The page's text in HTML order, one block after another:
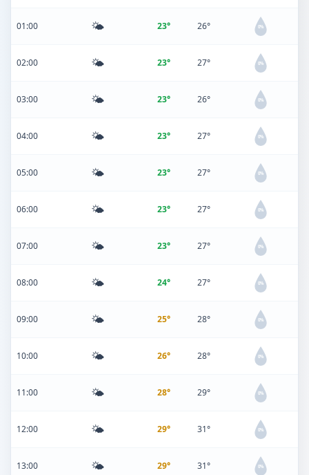
01:00 🌤️ 23° 26° 0%
02:00 🌤️ 23° 27° 0%
03:00 🌤️ 23° 26° 0%
04:00 🌤️ 23° 27° 0%
05:00 🌤️ 23° 27° 0%
06:00 🌤️ 23° 27° 0%
07:00 🌤️ 23° 27° 0%
08:00 🌤️ 24° 27° 0%
09:00 🌤️ 25° 28° 0%
10:00 🌤️ 26° 28° 0%
11:00 🌤️ 28° 29° 0%
12:00 🌤️ 29° 31° 0%
13:00 🌤️ 29° 31° 0%